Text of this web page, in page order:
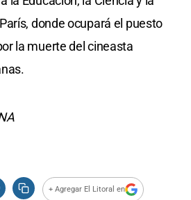
donde ocupará el puesto
la muerte del cineasta
+ Agregar El Litoral en